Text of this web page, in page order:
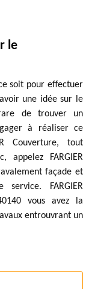
le
soit pour effectuer
une idée sur le
de trouver un
à réaliser ce
Couverture, tout
appelez FARGIER
façade et
FARGIER
vous avez la
entrouvrant un